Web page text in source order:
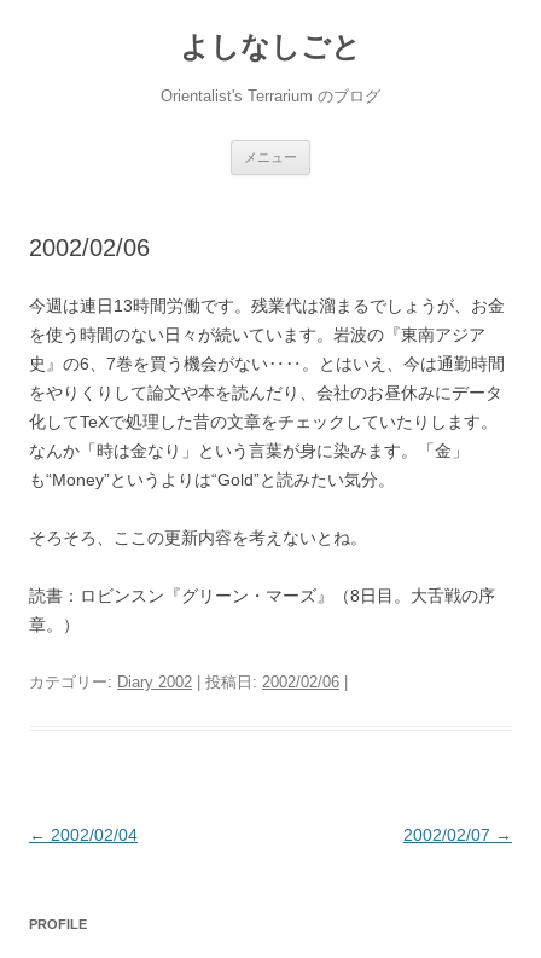
よしなしごと
Orientalist's Terrarium のブログ
メニュー
2002/02/06
今週は連日13時間労働です。残業代は溜まるでしょうが、お金
を使う時間のない日々が続いています。岩波の『東南アジア
史』の6、7巻を買う機会がない‥‥。とはいえ、今は通勤時間
をやりくりして論文や本を読んだり、会社のお昼休みにデータ
化してTeXで処理した昔の文章をチェックしていたりします。
なんか「時は金なり」という言葉が身に染みます。「金」
も“Money”というよりは“Gold”と読みたい気分。
そろそろ、ここの更新内容を考えないとね。
読書：ロビンスン『グリーン・マーズ』（8日目。大舌戦の序
章。）
カテゴリー: Diary 2002 | 投稿日: 2002/02/06
投
← 2002/02/04 2002/02/07 →
PROFILE